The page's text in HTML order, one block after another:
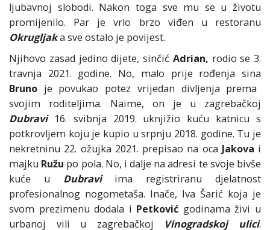
ljubavnoj slobodi. Nakon toga sve mu se u životu
promijenilo. Par je vrlo brzo viđen u restoranu
Okrugljaka sve ostalo je povijest.
Njihovo zasad jedino dijete, sinčić Adrian, rodio se 3.
travnja 2021. godine. No, malo prije rođenja sina
Bruno je povukao potez vrijedan divljenja prema
svojim roditeljima. Naime, on je u zagrebačkoj
Dubravi 16. svibnja 2019. uknjižio kuću katnicu s
potkrovljem koju je kupio u srpnju 2018. godine. Tu je
nekretninu 22. ožujka 2021. prepisao na oca Jakova i
majku Ružu po pola. No, i dalje na adresi te svoje bivše
kuće u Dubraviima registriranu djelatnost
profesionalnog nogometaša. Inače, Iva Šarić koja je
svom prezimenu dodala i Petković godinama živi u
urbanoj vili u zagrebačkoj
Vinogradskoj ulici.